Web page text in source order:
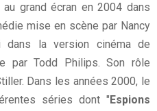
grand écran en 2004 dans
mise en scène par Nancy
dans la version cinéma de
par Todd Philips. Son rôle
Dans les années 2000, le
séries dont " Espions